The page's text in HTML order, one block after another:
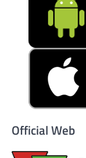
Official Web